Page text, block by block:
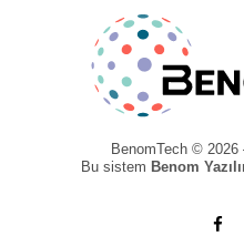
BenomTech © 2026
Bu sistem Benom